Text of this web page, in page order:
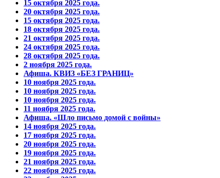
15 октября 2025 года.
20 октября 2025 года.
15 октября 2025 года.
18 октября 2025 года.
21 октября 2025 года.
24 октября 2025 года.
28 октября 2025 года.
2 ноября 2025 года.
Афиша. КВИЗ «БЕЗ ГРАНИЦ»
10 ноября 2025 года.
10 ноября 2025 года.
10 ноября 2025 года.
11 ноября 2025 года.
Афиша. «Шло письмо домой с войны»
14 ноября 2025 года.
17 ноября 2025 года.
20 ноября 2025 года.
19 ноября 2025 года.
21 ноября 2025 года.
22 ноября 2025 года.